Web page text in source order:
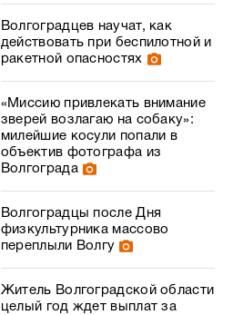
Волгоградцев научат, как
действовать при беспилотной и
ракетной опасностях
«Миссию привлекать внимание
зверей возлагаю на собаку»:
милейшие косули попали в
объектив фотографа из
Волгограда
Волгоградцы после Дня
физкультурника массово
переплыли Волгу
Житель Волгоградской области
целый год ждет выплат за